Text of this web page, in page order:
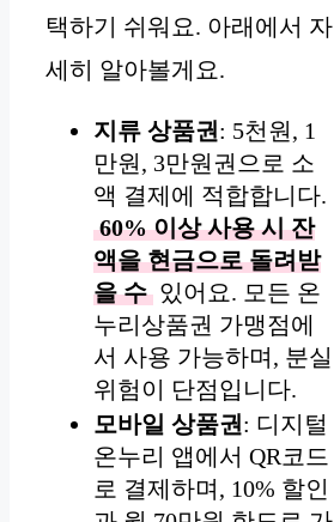
택하기 쉬워요. 아래에서 자
세히 알아볼게요.
지류 상품권 : 5천원, 1
만원, 3만원권으로 소
액 결제에 적합합니다.
60% 이상 사용 시 잔
액을 현금으로 돌려받
을 수 있어요. 모든 온
누리상품권 가맹점에
서 사용 가능하며, 분실
위험이 단점입니다.
모바일 상품권 : 디지털
온누리 앱에서 QR코드
로 결제하며, 10% 할인